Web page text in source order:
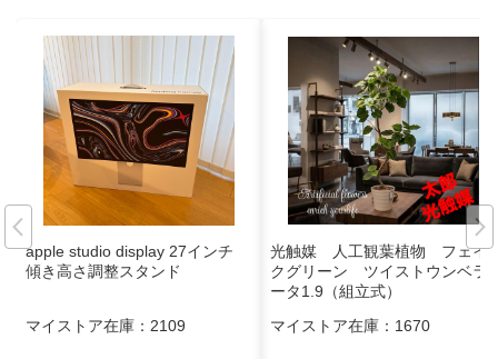
apple studio display 27インチ
傾き高さ調整スタンド
マイストア在庫： 2109
光触媒 人工観葉植物 フェイ
クグリーン ツイストウンベラ
ータ1.9（組立式）
マイストア在庫： 1670